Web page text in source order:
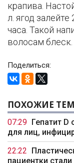
крапива.
л. ягод
часа. Такой
волосам блеск.
Поделиться:
ПОХОЖИЕ
07:29
Гепатит
для лиц,
22:22
пациентки